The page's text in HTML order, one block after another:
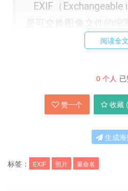
EXIF（
是可交换图像文件的
机的照片设定的，可以
EXIF 最初由日本
1996 年制定，版本为
到 2.1，增加了对音
年 3 月，发表了 2.2 版
文件之中，为其增加有
阅读全文
0 个人
赞一个 收藏 (
生成海
标签： EXIF 照片 重命名